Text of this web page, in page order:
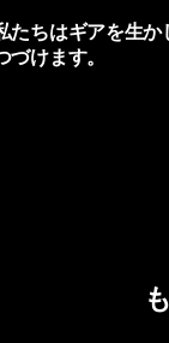
たちはギアを生か
づけます。